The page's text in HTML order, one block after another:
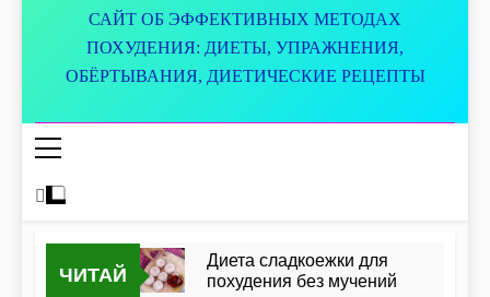
САЙТ ОБ ЭФФЕКТИВНЫХ МЕТОДАХ
ПОХУДЕНИЯ: ДИЕТЫ, УПРАЖНЕНИЯ,
ОБЁРТЫВАНИЯ, ДИЕТИЧЕСКИЕ РЕЦЕПТЫ
ЧИТАЙ
Диета сладкоежки для
похудения без мучений